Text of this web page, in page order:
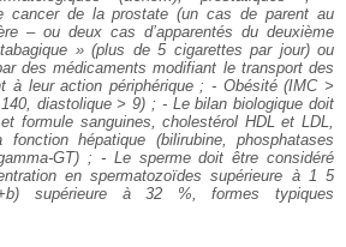
cancer de la prostate (un cas de parent au
– ou deux cas d’apparentés du deuxième
» (plus de 5 cigarettes par jour) ou
des médicaments modifiant le transport des
à leur action périphérique ; - Obésité (IMC >
diastolique > 9) ; - Le bilan biologique doit
formule sanguines, cholestérol HDL et LDL,
hépatique (bilirubine, phosphatases
GT) ; - Le sperme doit être considéré
en spermatozoïdes supérieure à 1 5
supérieure à 32 %, formes typiques